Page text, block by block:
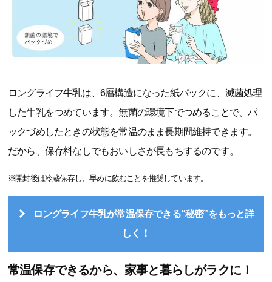
ロングライフ牛乳は、6層構造になった紙パックに、滅菌処理
した牛乳をつめています。無菌の環境下でつめることで、パ
ックづめしたときの状態を常温のまま長期間維持できます。
だから、保存料なしでもおいしさが長もちするのです。
※開封後は冷蔵保存し、早めに飲むことを推奨しています。
ロングライフ牛乳が常温保存できる“秘密”をもっと詳
しく！
常温保存できるから、家事と暮らしがラクに！